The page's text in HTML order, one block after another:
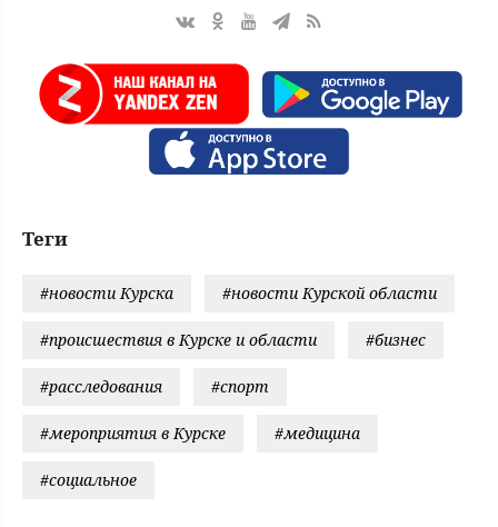
Теги
#новости Курска #новости Курской области
#происшествия в Курске и области #бизнес
#расследования #спорт
#мероприятия в Курске #медицина
#социальное